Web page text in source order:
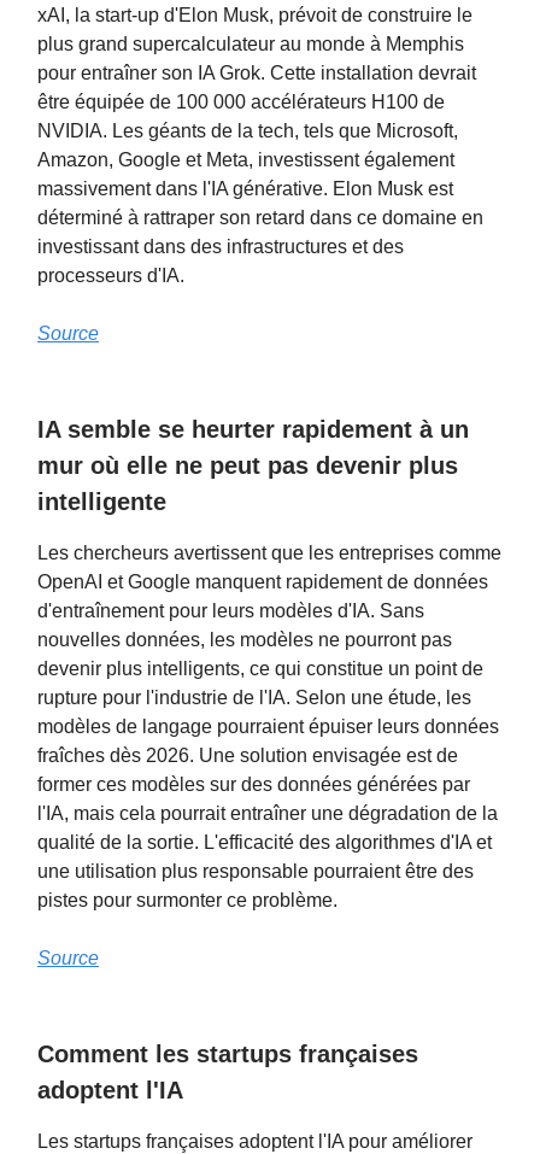
xAI, la start-up d'Elon Musk, prévoit de construire le
plus grand supercalculateur au monde à Memphis
pour entraîner son IA Grok. Cette installation devrait
être équipée de 100 000 accélérateurs H100 de
NVIDIA. Les géants de la tech, tels que Microsoft,
Amazon, Google et Meta, investissent également
massivement dans l'IA générative. Elon Musk est
déterminé à rattraper son retard dans ce domaine en
investissant dans des infrastructures et des
processeurs d'IA.
Source
IA semble se heurter rapidement à un
mur où elle ne peut pas devenir plus
intelligente
Les chercheurs avertissent que les entreprises comme
OpenAI et Google manquent rapidement de données
d'entraînement pour leurs modèles d'IA. Sans
nouvelles données, les modèles ne pourront pas
devenir plus intelligents, ce qui constitue un point de
rupture pour l'industrie de l'IA. Selon une étude, les
modèles de langage pourraient épuiser leurs données
fraîches dès 2026. Une solution envisagée est de
former ces modèles sur des données générées par
l'IA, mais cela pourrait entraîner une dégradation de la
qualité de la sortie. L'efficacité des algorithmes d'IA et
une utilisation plus responsable pourraient être des
pistes pour surmonter ce problème.
Source
Comment les startups françaises
adoptent l'IA
Les startups françaises adoptent l'IA pour améliorer